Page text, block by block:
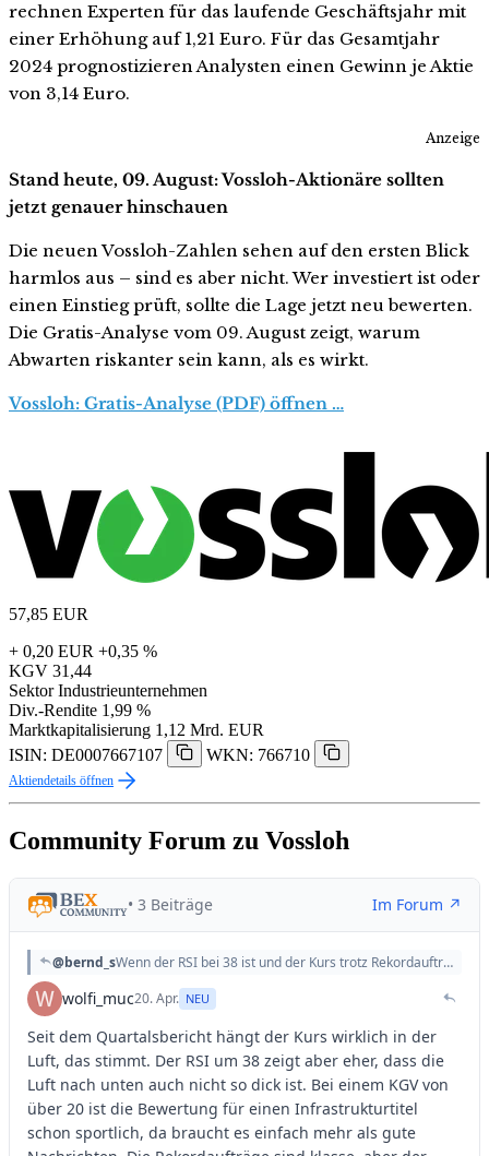
rechnen Experten für das laufende Geschäftsjahr mit
einer Erhöhung auf 1,21 Euro. Für das Gesamtjahr
2024 prognostizieren Analysten einen Gewinn je Aktie
von 3,14 Euro.
Anzeige
Stand heute, 09. August: Vossloh-Aktionäre sollten
jetzt genauer hinschauen
Die neuen Vossloh-Zahlen sehen auf den ersten Blick
harmlos aus – sind es aber nicht. Wer investiert ist oder
einen Einstieg prüft, sollte die Lage jetzt neu bewerten.
Die Gratis-Analyse vom 09. August zeigt, warum
Abwarten riskanter sein kann, als es wirkt.
Vossloh: Gratis-Analyse (PDF) öffnen …
57,85 EUR
+ 0,20 EUR +0,35 %
KGV 31,44
Sektor Industrieunternehmen
Div.-Rendite 1,99 %
Marktkapitalisierung 1,12 Mrd. EUR
ISIN: DE0007667107
WKN: 766710
Aktiendetails öffnen
Community Forum zu Vossloh